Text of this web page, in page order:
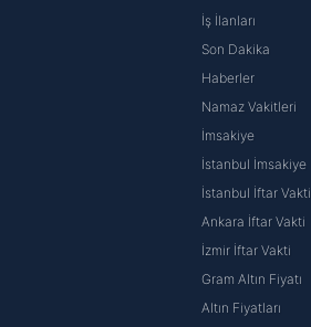
İş İlanları
Son Dakika
Haberler
Namaz Vakitleri
İmsakiye
İstanbul İmsakiye
İstanbul İftar Vakti
Ankara İftar Vakti
İzmir İftar Vakti
Gram Altın Fiyatı
Altın Fiyatları